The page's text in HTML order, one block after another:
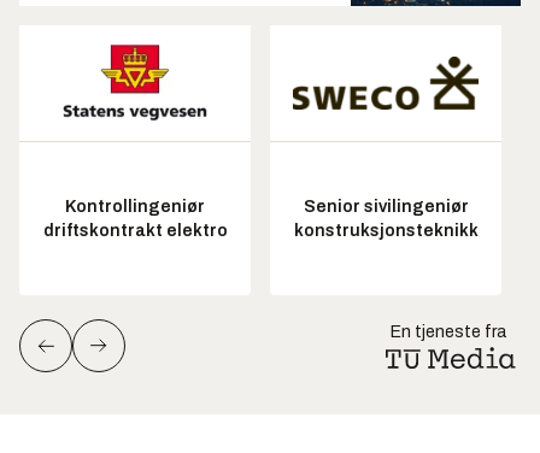
Kontrollingeniør
driftskontrakt elektro
Senior sivilingeniør
konstruksjonsteknikk
En tjeneste fra